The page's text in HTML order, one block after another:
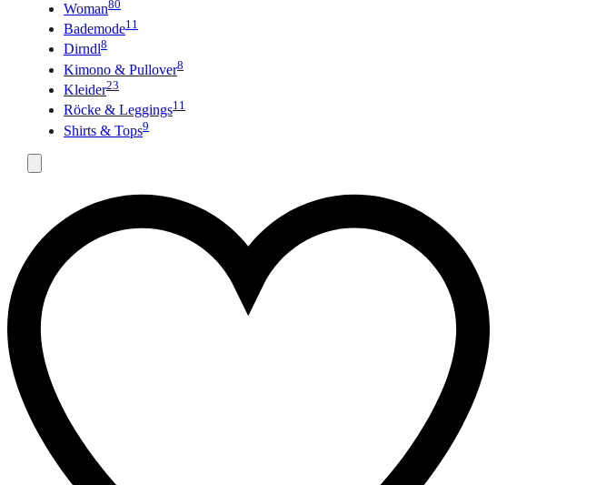
Woman80
Bademode11
Dirndl8
Kimono & Pullover8
Kleider23
Röcke & Leggings11
Shirts & Tops9